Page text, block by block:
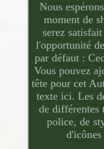
Nous
moment de
serez
l'opportunité
par défaut :
Vous pouvez
tête pour cet
texte ici. Les
de différentes
police, de